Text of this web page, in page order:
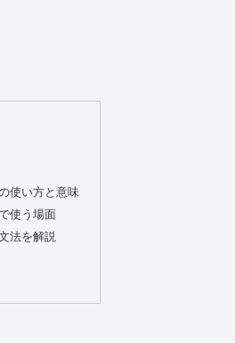
使い方と意味
使う場面
法を解説